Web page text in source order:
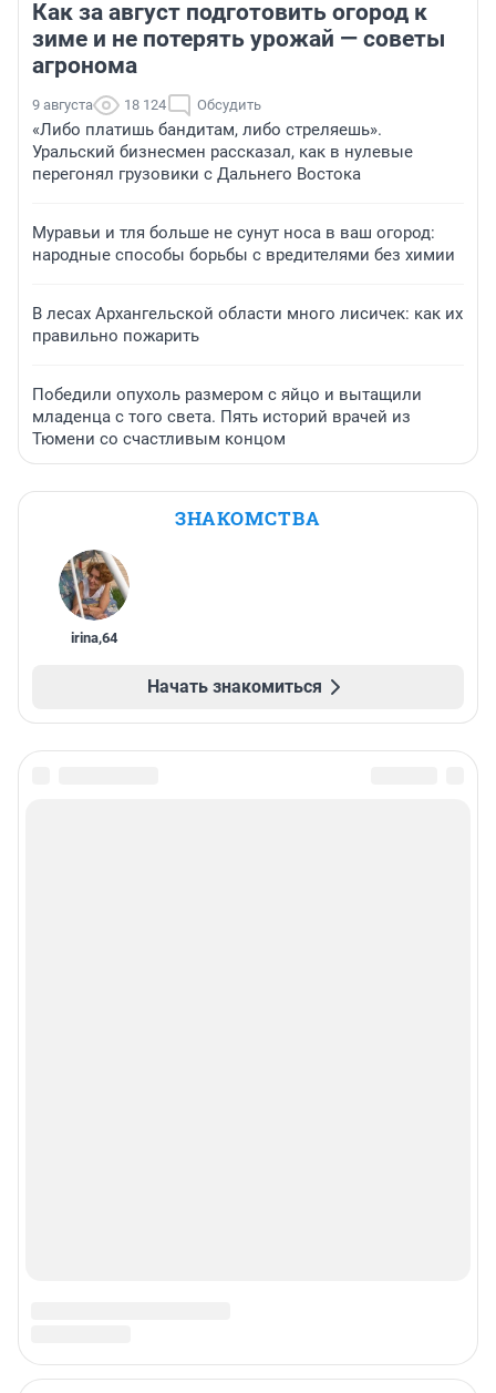
Как за август подготовить огород к
зиме и не потерять урожай — советы
агронома
9 августа 18 124 Обсудить
«Либо платишь бандитам, либо стреляешь».
Уральский бизнесмен рассказал, как в нулевые
перегонял грузовики с Дальнего Востока
Муравьи и тля больше не сунут носа в ваш огород:
народные способы борьбы с вредителями без химии
В лесах Архангельской области много лисичек: как их
правильно пожарить
Победили опухоль размером с яйцо и вытащили
младенца с того света. Пять историй врачей из
Тюмени со счастливым концом
ЗНАКОМСТВА
irina,64
Начать знакомиться